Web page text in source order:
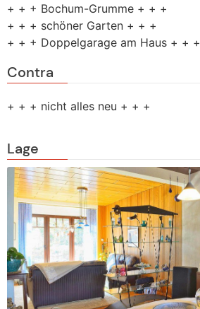
+ + + Bochum-Grumme + + +
+ + + schöner Garten + + +
+ + + Doppelgarage am Haus + + +
Contra
+ + + nicht alles neu + + +
Lage